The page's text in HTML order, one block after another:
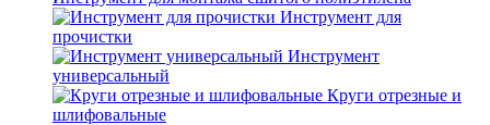
Инструмент для
прочистки
Инструмент
универсальный
Круги отрезные и
шлифовальные